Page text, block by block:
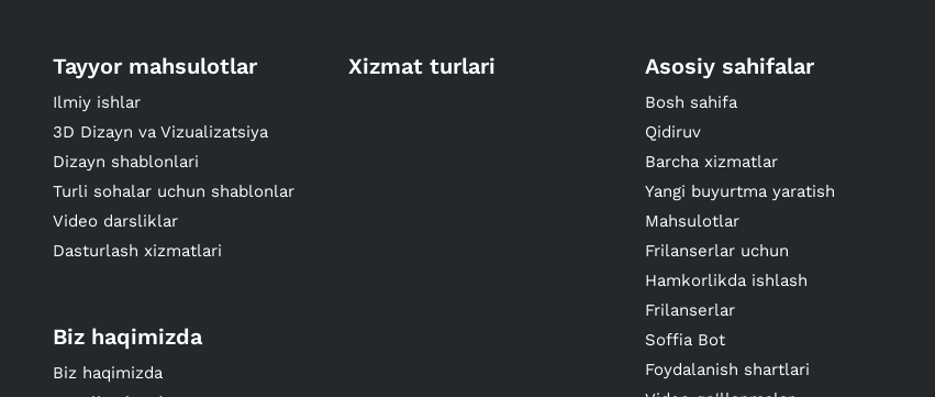
Tayyor mahsulotlar
Ilmiy ishlar
3D Dizayn va Vizualizatsiya
Dizayn shablonlari
Turli sohalar uchun shablonlar
Video darsliklar
Dasturlash xizmatlari
Xizmat turlari Asosiy sahifalar
Bosh sahifa
Qidiruv
Barcha xizmatlar
Yangi buyurtma yaratish
Mahsulotlar
Frilanserlar uchun
Hamkorlikda ishlash
Frilanserlar
Soffia Bot
Foydalanish shartlari
Biz haqimizda
Biz haqimizda